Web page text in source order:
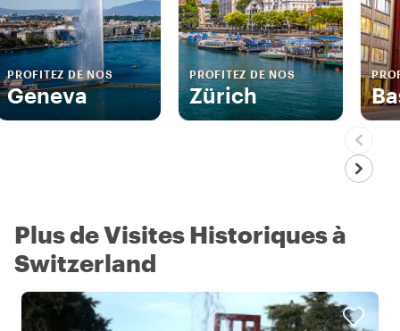
PROFITEZ DE NOS
Geneva
PROFITEZ DE NOS
Zürich
Plus de Visites Historiques à
Switzerland